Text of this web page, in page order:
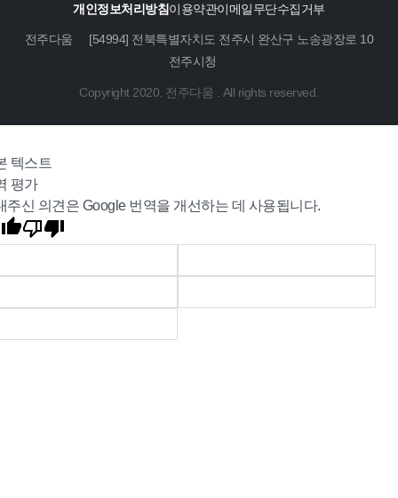
개인정보처리방침이용약관이메일무단수집거부
전주다움
[54994] 전북특별자치도 전주시 완산구 노송광장로 10
전주시청
Copyright 2020. 전주다움 . All rights reserved.
텍스트
평가
주신 의견은 Google 번역을 개선하는 데 사용됩니다.